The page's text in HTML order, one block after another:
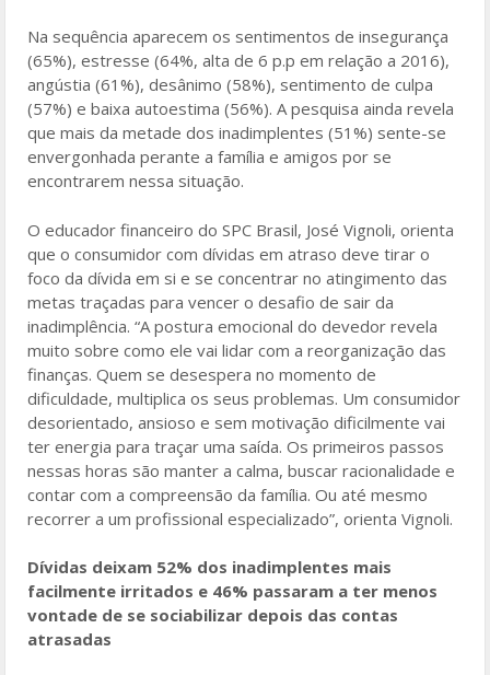
Na sequência aparecem os sentimentos de insegurança
(65%), estresse (64%, alta de 6 p.p em relação a 2016),
angústia (61%), desânimo (58%), sentimento de culpa
(57%) e baixa autoestima (56%). A pesquisa ainda revela
que mais da metade dos inadimplentes (51%) sente-se
envergonhada perante a família e amigos por se
encontrarem nessa situação.
O educador financeiro do SPC Brasil, José Vignoli, orienta
que o consumidor com dívidas em atraso deve tirar o
foco da dívida em si e se concentrar no atingimento das
metas traçadas para vencer o desafio de sair da
inadimplência. “A postura emocional do devedor revela
muito sobre como ele vai lidar com a reorganização das
finanças. Quem se desespera no momento de
dificuldade, multiplica os seus problemas. Um consumidor
desorientado, ansioso e sem motivação dificilmente vai
ter energia para traçar uma saída. Os primeiros passos
nessas horas são manter a calma, buscar racionalidade e
contar com a compreensão da família. Ou até mesmo
recorrer a um profissional especializado”, orienta Vignoli.
Dívidas deixam 52% dos inadimplentes mais
facilmente irritados e 46% passaram a ter menos
vontade de se sociabilizar depois das contas
atrasadas